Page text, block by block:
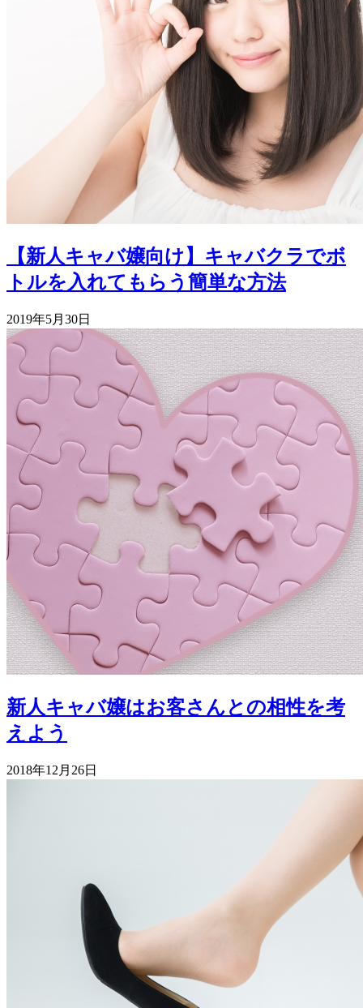
【新人キャバ嬢向け】キャバクラでボ
トルを入れてもらう簡単な方法
2019年5月30日
新人キャバ嬢はお客さんとの相性を考
えよう
2018年12月26日